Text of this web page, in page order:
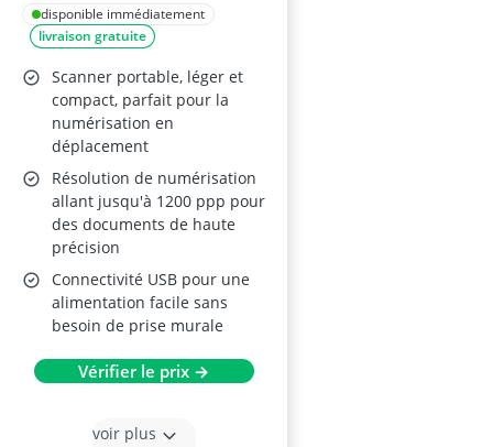
disponible immédiatement
livraison gratuite
Scanner portable, léger et
compact, parfait pour la
numérisation en
déplacement
Résolution de numérisation
allant jusqu'à 1200 ppp pour
des documents de haute
précision
Connectivité USB pour une
alimentation facile sans
besoin de prise murale
Vérifier le prix →
voir plus